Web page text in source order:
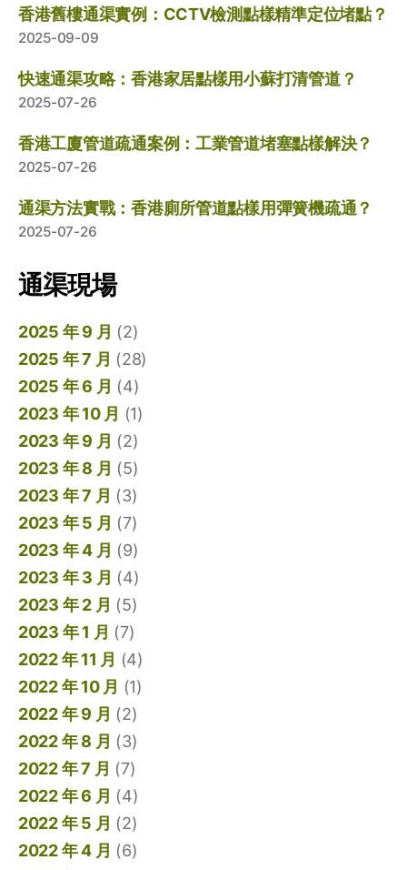
香港舊樓通渠實例：CCTV檢測點樣精準定位堵點？
2025-09-09
快速通渠攻略：香港家居點樣用小蘇打清管道？
2025-07-26
香港工廈管道疏通案例：工業管道堵塞點樣解決？
2025-07-26
通渠方法實戰：香港廁所管道點樣用彈簧機疏通？
2025-07-26
通渠現場
2025 年 9 月 (2)
2025 年 7 月 (28)
2025 年 6 月 (4)
2023 年 10 月 (1)
2023 年 9 月 (2)
2023 年 8 月 (5)
2023 年 7 月 (3)
2023 年 5 月 (7)
2023 年 4 月 (9)
2023 年 3 月 (4)
2023 年 2 月 (5)
2023 年 1 月 (7)
2022 年 11 月 (4)
2022 年 10 月 (1)
2022 年 9 月 (2)
2022 年 8 月 (3)
2022 年 7 月 (7)
2022 年 6 月 (4)
2022 年 5 月 (2)
2022 年 4 月 (6)